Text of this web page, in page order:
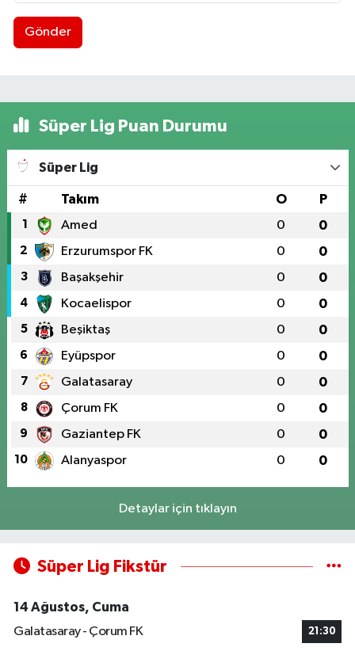
Gönder
Süper Lig Puan Durumu
Süper Lig
# Takım O P
1 Amed 0 0
2 Erzurumspor FK 0 0
3 Başakşehir 0 0
4 Kocaelispor 0 0
5 Beşiktaş 0 0
6 Eyüpspor 0 0
7 Galatasaray 0 0
8 Çorum FK 0 0
9 Gaziantep FK 0 0
10 Alanyaspor 0 0
Detaylar için tıklayın
Süper Lig Fikstür
14 Ağustos, Cuma
Galatasaray - Çorum FK
21:30